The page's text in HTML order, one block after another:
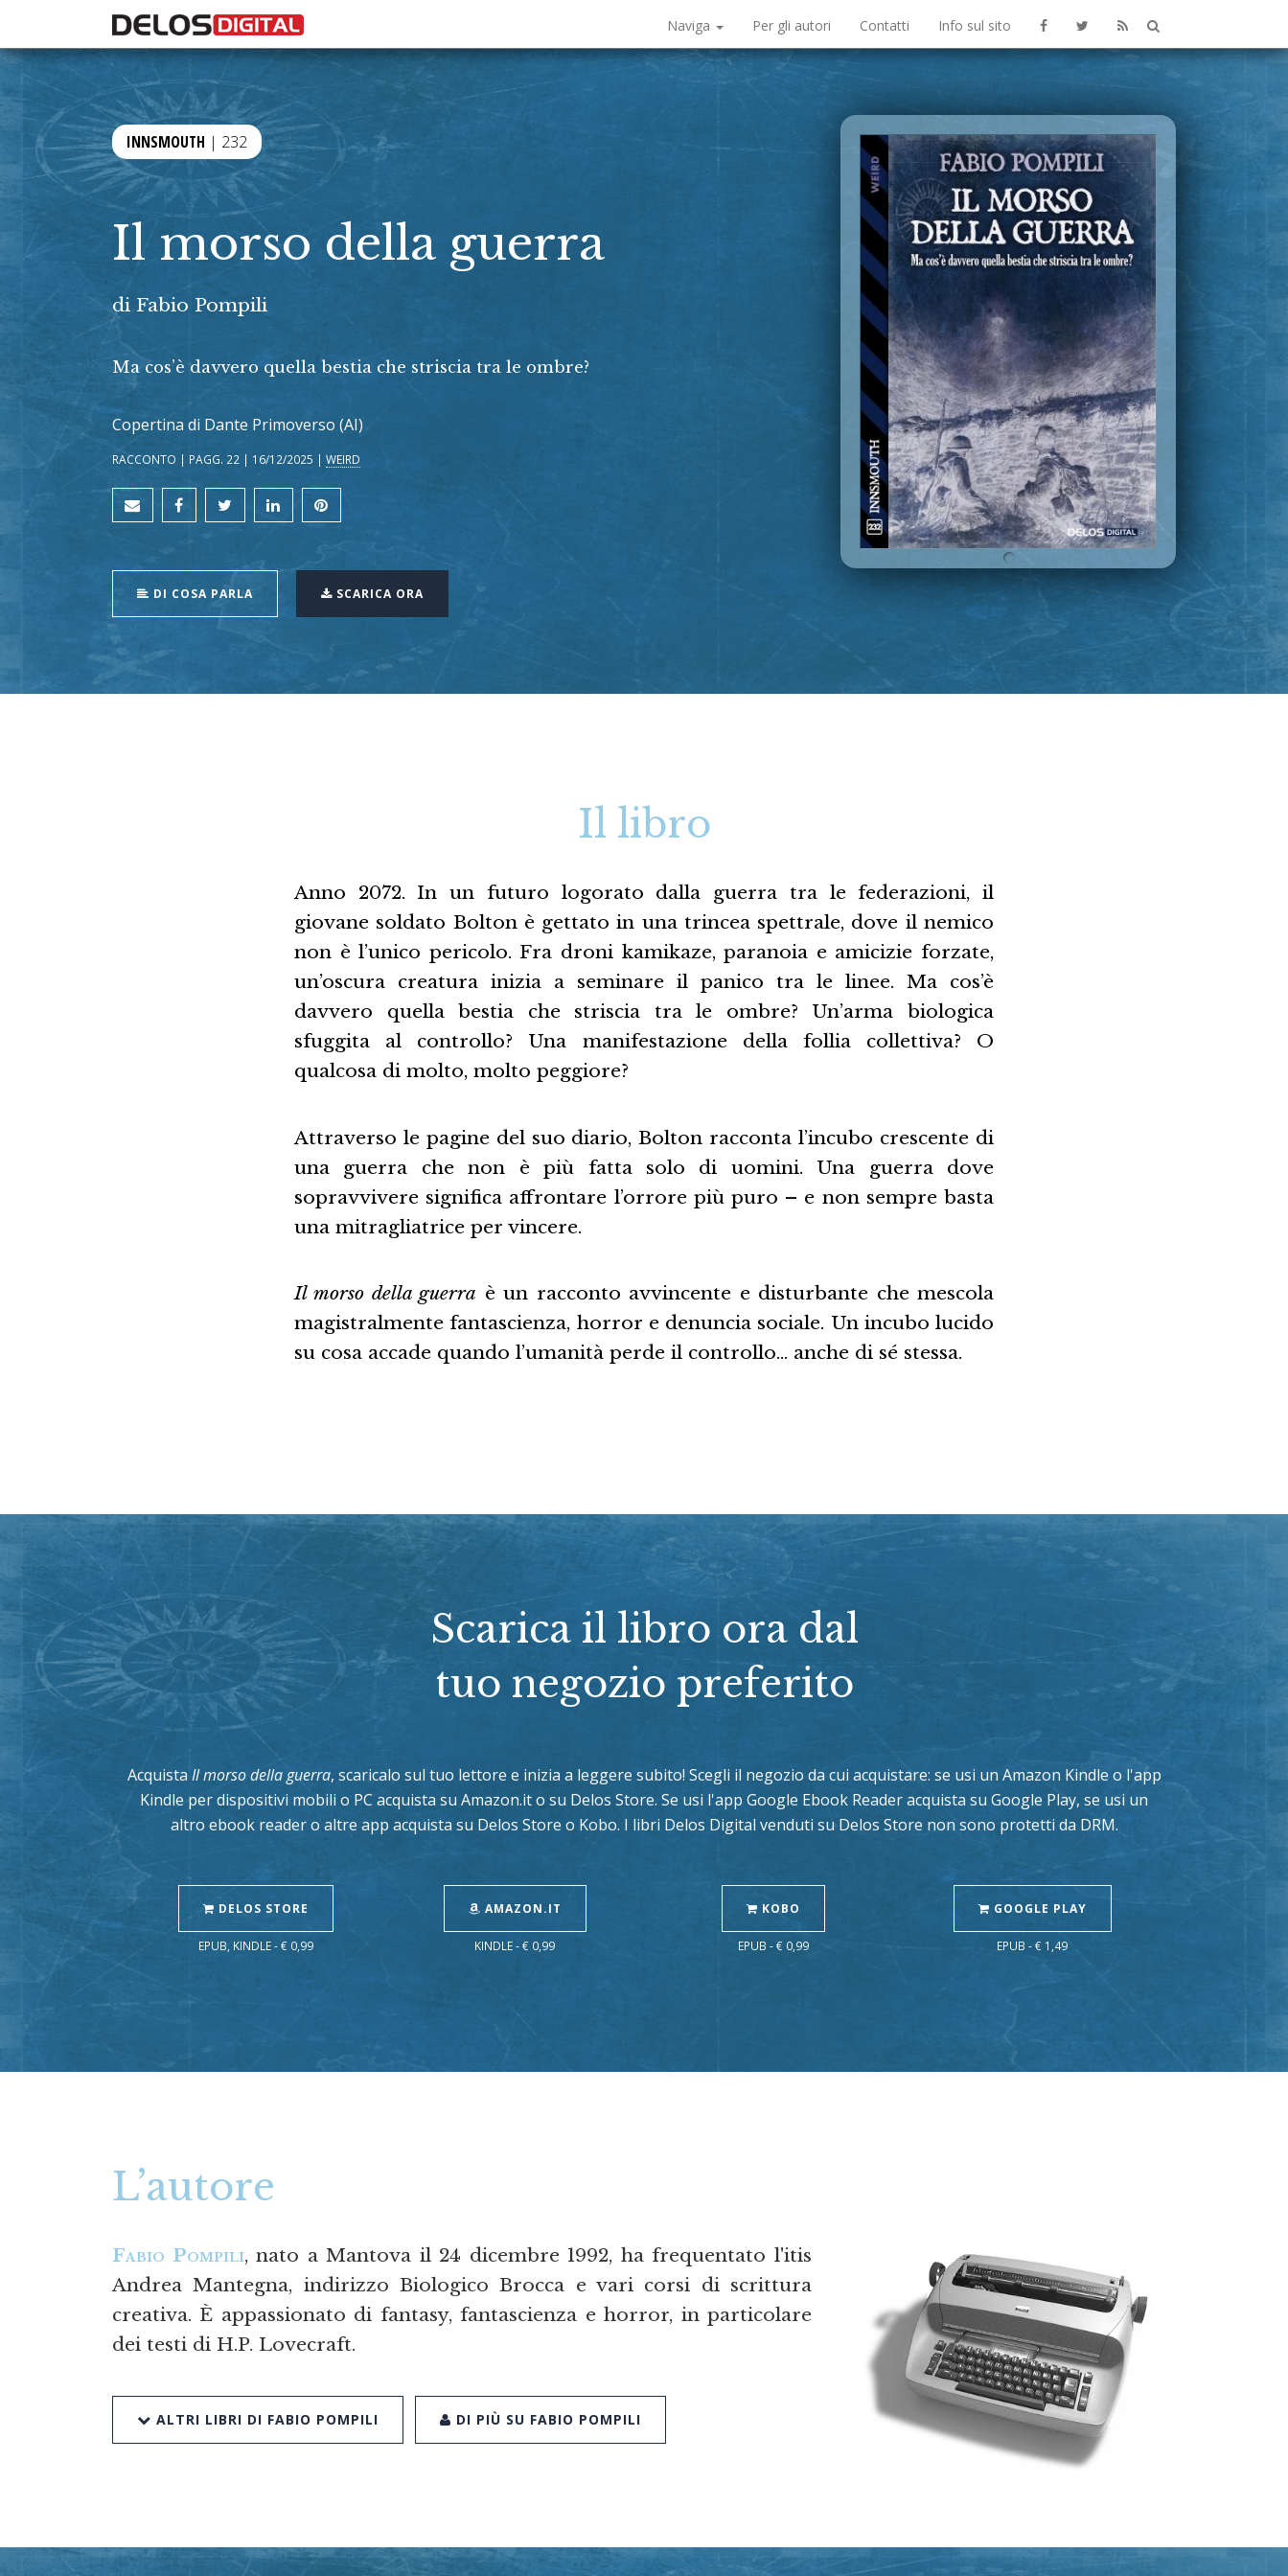
Naviga Per gli autori Contatti Info sul sito
INNSMOUTH | 232
Il morso della guerra
di Fabio Pompili
Ma cos’è davvero quella bestia che striscia tra le ombre?
Copertina di Dante Primoverso (AI)
RACCONTO | PAGG. 22 | 16/12/2025 | WEIRD
DI COSA PARLA SCARICA ORA
Il libro
Anno 2072. In un futuro logorato dalla guerra tra le federazioni, il
giovane soldato Bolton è gettato in una trincea spettrale, dove il nemico
non è l’unico pericolo. Fra droni kamikaze, paranoia e amicizie forzate,
un’oscura creatura inizia a seminare il panico tra le linee. Ma cos’è
davvero quella bestia che striscia tra le ombre? Un’arma biologica
sfuggita al controllo? Una manifestazione della follia collettiva? O
qualcosa di molto, molto peggiore?
Attraverso le pagine del suo diario, Bolton racconta l’incubo crescente di
una guerra che non è più fatta solo di uomini. Una guerra dove
sopravvivere significa affrontare l’orrore più puro – e non sempre basta
una mitragliatrice per vincere.
Il morso della guerra è un racconto avvincente e disturbante che mescola
magistralmente fantascienza, horror e denuncia sociale. Un incubo lucido
su cosa accade quando l’umanità perde il controllo… anche di sé stessa.
Scarica il libro ora dal
tuo negozio preferito
Acquista Il morso della guerra, scaricalo sul tuo lettore e inizia a leggere subito! Scegli il negozio da cui acquistare: se usi un Amazon Kindle o l'app
Kindle per dispositivi mobili o PC acquista su Amazon.it o su Delos Store. Se usi l'app Google Ebook Reader acquista su Google Play, se usi un
altro ebook reader o altre app acquista su Delos Store o Kobo. I libri Delos Digital venduti su Delos Store non sono protetti da DRM.
DELOS STORE
EPUB, KINDLE - € 0,99
AMAZON.IT
KINDLE - € 0,99
KOBO
EPUB - € 0,99
GOOGLE PLAY
EPUB - € 1,49
L’autore
Fabio Pompili, nato a Mantova il 24 dicembre 1992, ha frequentato l'itis
Andrea Mantegna, indirizzo Biologico Brocca e vari corsi di scrittura
creativa. È appassionato di fantasy, fantascienza e horror, in particolare
dei testi di H.P. Lovecraft.
ALTRI LIBRI DI FABIO POMPILI DI PIÙ SU FABIO POMPILI